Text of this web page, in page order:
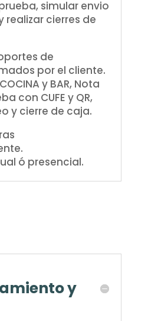
simular envio
realizar cierres de
de
por el cliente.
y BAR, Nota
con CUFE y QR,
y cierre de caja.
ó presencial.
y